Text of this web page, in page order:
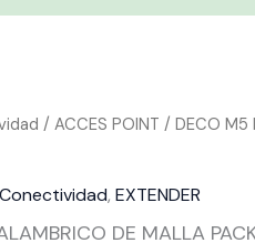
/ACCES POINT / DECO M5
Conectividad,EXTENDER
DE MALLA